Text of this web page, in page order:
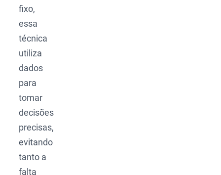
fixo,
essa
técnica
utiliza
dados
para
tomar
decisões
precisas,
evitando
tanto a
falta